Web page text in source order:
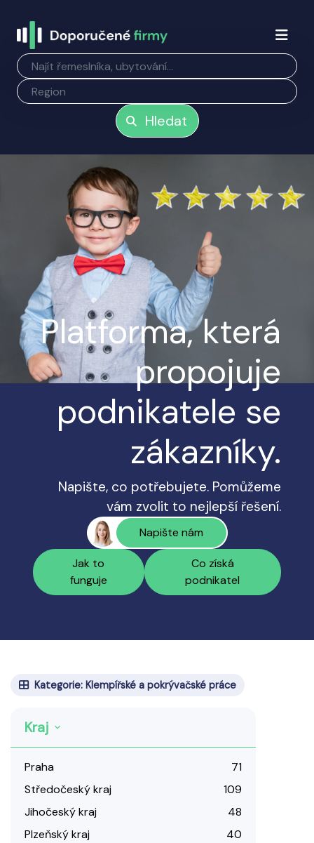
Hledat
Platforma, která
propojuje
podnikatele se
zákazníky.
Napište, co potřebujete. Pomůžeme
vám zvolit to nejlepší řešení.
Napište nám
Jak to
funguje
Co získá
podnikatel
Kategorie: Klempířské a pokrývačské práce
Kraj
Praha
71
Středočeský kraj
109
Jihočeský kraj
48
Plzeňský kraj
40